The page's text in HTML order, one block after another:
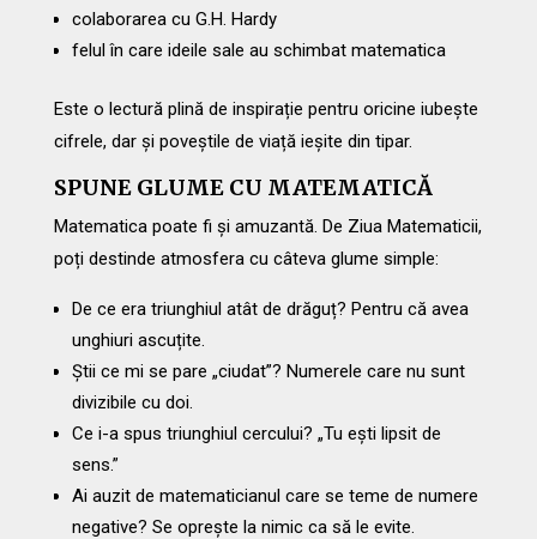
colaborarea cu G.H. Hardy
felul în care ideile sale au schimbat matematica
Este o lectură plină de inspirație pentru oricine iubește
cifrele, dar și poveștile de viață ieșite din tipar.
SPUNE GLUME CU MATEMATICĂ
Matematica poate fi și amuzantă. De Ziua Matematicii,
poți destinde atmosfera cu câteva glume simple:
De ce era triunghiul atât de drăguț? Pentru că avea
unghiuri ascuțite.
Știi ce mi se pare „ciudat”? Numerele care nu sunt
divizibile cu doi.
Ce i-a spus triunghiul cercului? „Tu ești lipsit de
sens.”
Ai auzit de matematicianul care se teme de numere
negative? Se oprește la nimic ca să le evite.